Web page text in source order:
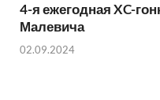
4-я ежегодная XC-
Малевича
02.09.2024